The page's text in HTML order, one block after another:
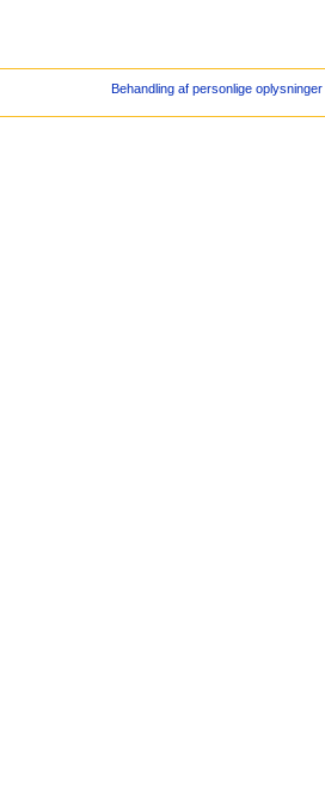
Behandling af personlige oplysninger